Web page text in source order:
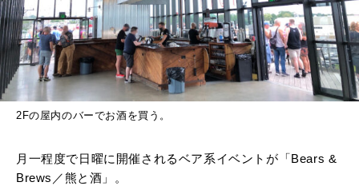
2Fの屋内のバーでお酒を買う。
月一程度で日曜に開催されるベア系イベントが「Bears &
Brews／熊と酒」。